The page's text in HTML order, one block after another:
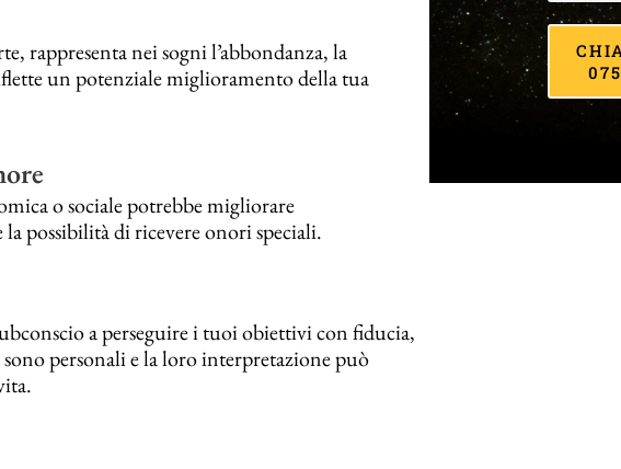
rappresenta nei sogni l’abbondanza, la
un potenziale miglioramento della tua
o sociale potrebbe migliorare
possibilità di ricevere onori speciali.
a perseguire i tuoi obiettivi con fiducia,
personali e la loro interpretazione può